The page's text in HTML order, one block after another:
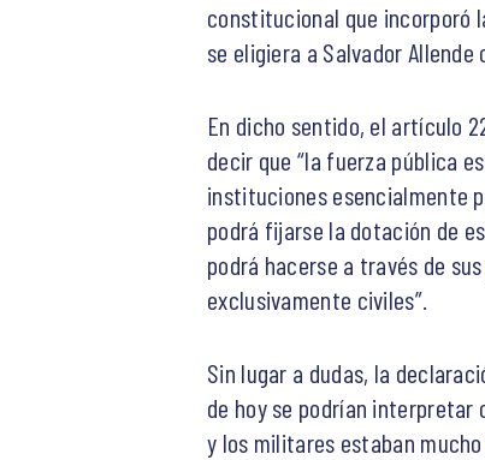
constitucional que incorporó
se eligiera a Salvador
En dicho sentido, el artículo
decir que “la fuerza pública
instituciones esencialmente
podrá fijarse la dotación de
podrá hacerse a través de
exclusivamente civiles”.
Sin lugar a dudas, la
de hoy se podrían interpretar
y los militares estaban